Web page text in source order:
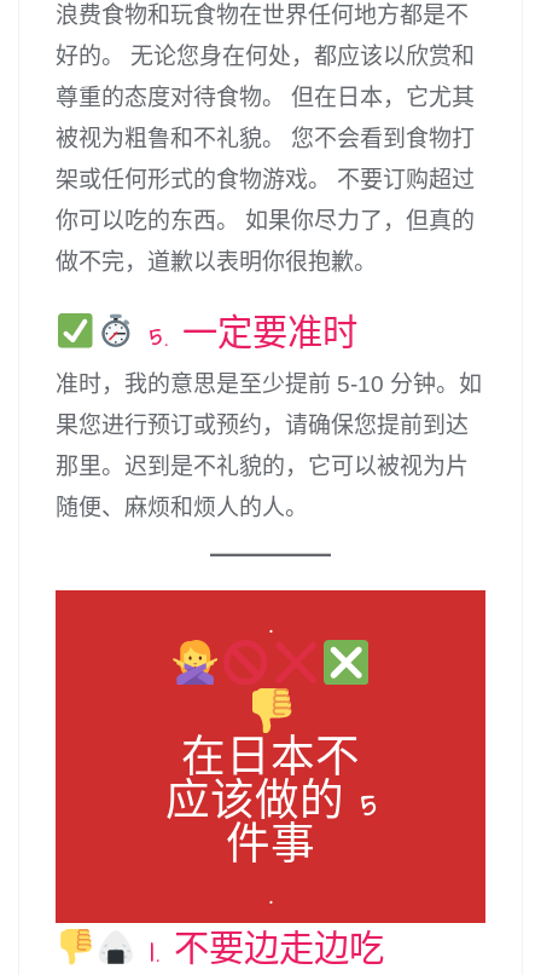
浪费食物和玩食物在世界任何地方都是不
好的。 无论您身在何处，都应该以欣赏和
尊重的态度对待食物。 但在日本，它尤其
被视为粗鲁和不礼貌。 您不会看到食物打
架或任何形式的食物游戏。 不要订购超过
你可以吃的东西。 如果你尽力了，但真的
做不完，道歉以表明你很抱歉。
5. 一定要准时
准时，我的意思是至少提前 5-10 分钟。如
果您进行预订或预约，请确保您提前到达
那里。迟到是不礼貌的，它可以被视为片
随便、麻烦和烦人的人。
.
在日本不
应该做的 5
件事
.
1. 不要边走边吃